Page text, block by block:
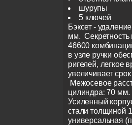
шурупы
5 ключей
Бэксет -
мм. Секретность
46600
в узле ручки
ригелей, легкое
увеличивает
Межосевое
цилиндра: 70 мм.
Усиленный
стали толщиной
универсальная